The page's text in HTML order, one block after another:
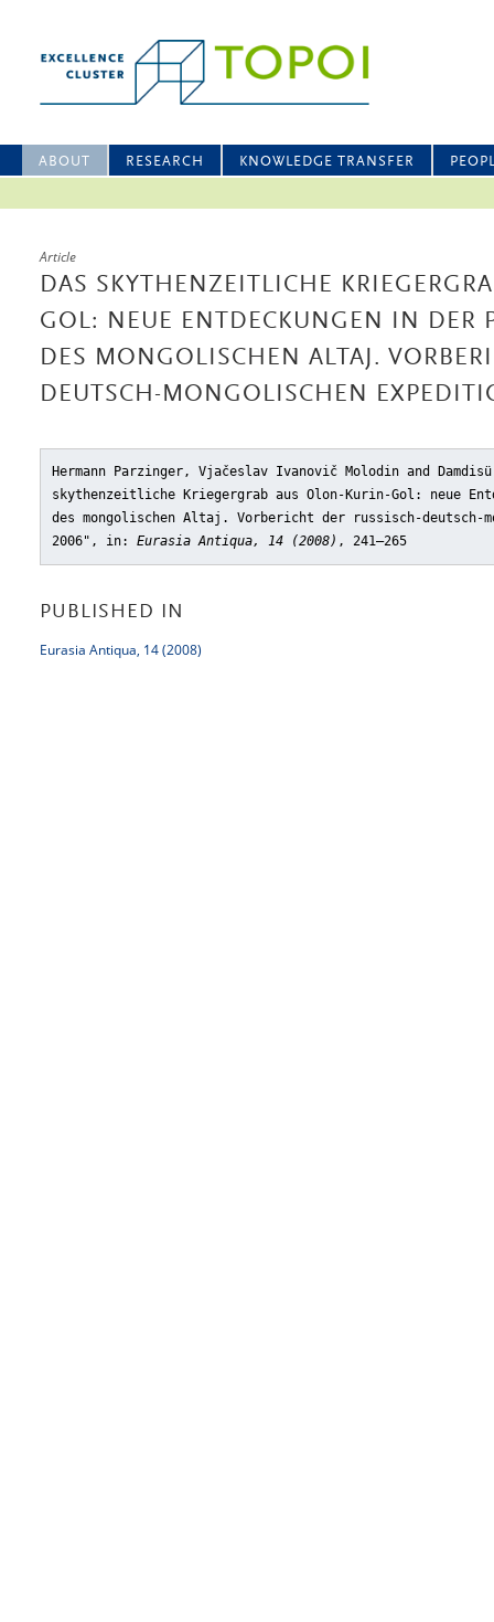
ABOUT RESEARCH KNOWLEDGE TRANSFER
Article
DAS SKYTHENZEITLICHE
GOL: NEUE ENTDECKUNGEN IN DER
DES MONGOLISCHEN ALTAJ.
DEUTSCH-MONGOLISCHEN
Hermann Parzinger, Vjačeslav Ivanovič Molodin and
skythenzeitliche Kriegergrab aus Olon-Kurin-Gol: neue
des mongolischen Altaj. Vorbericht der russisch-deutsch-
2006" , in: Eurasia Antiqua, 14 (2008) , 241–265
PUBLISHED IN
Eurasia Antiqua, 14 (2008)